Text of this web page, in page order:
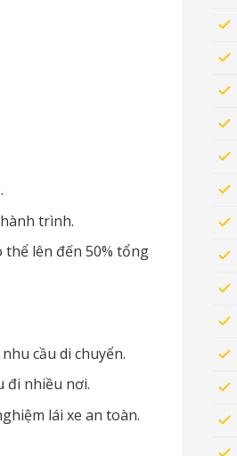
trình.
lên đến 50% tổng
cầu di chuyển.
đi nhiều nơi.
lái xe an toàn.